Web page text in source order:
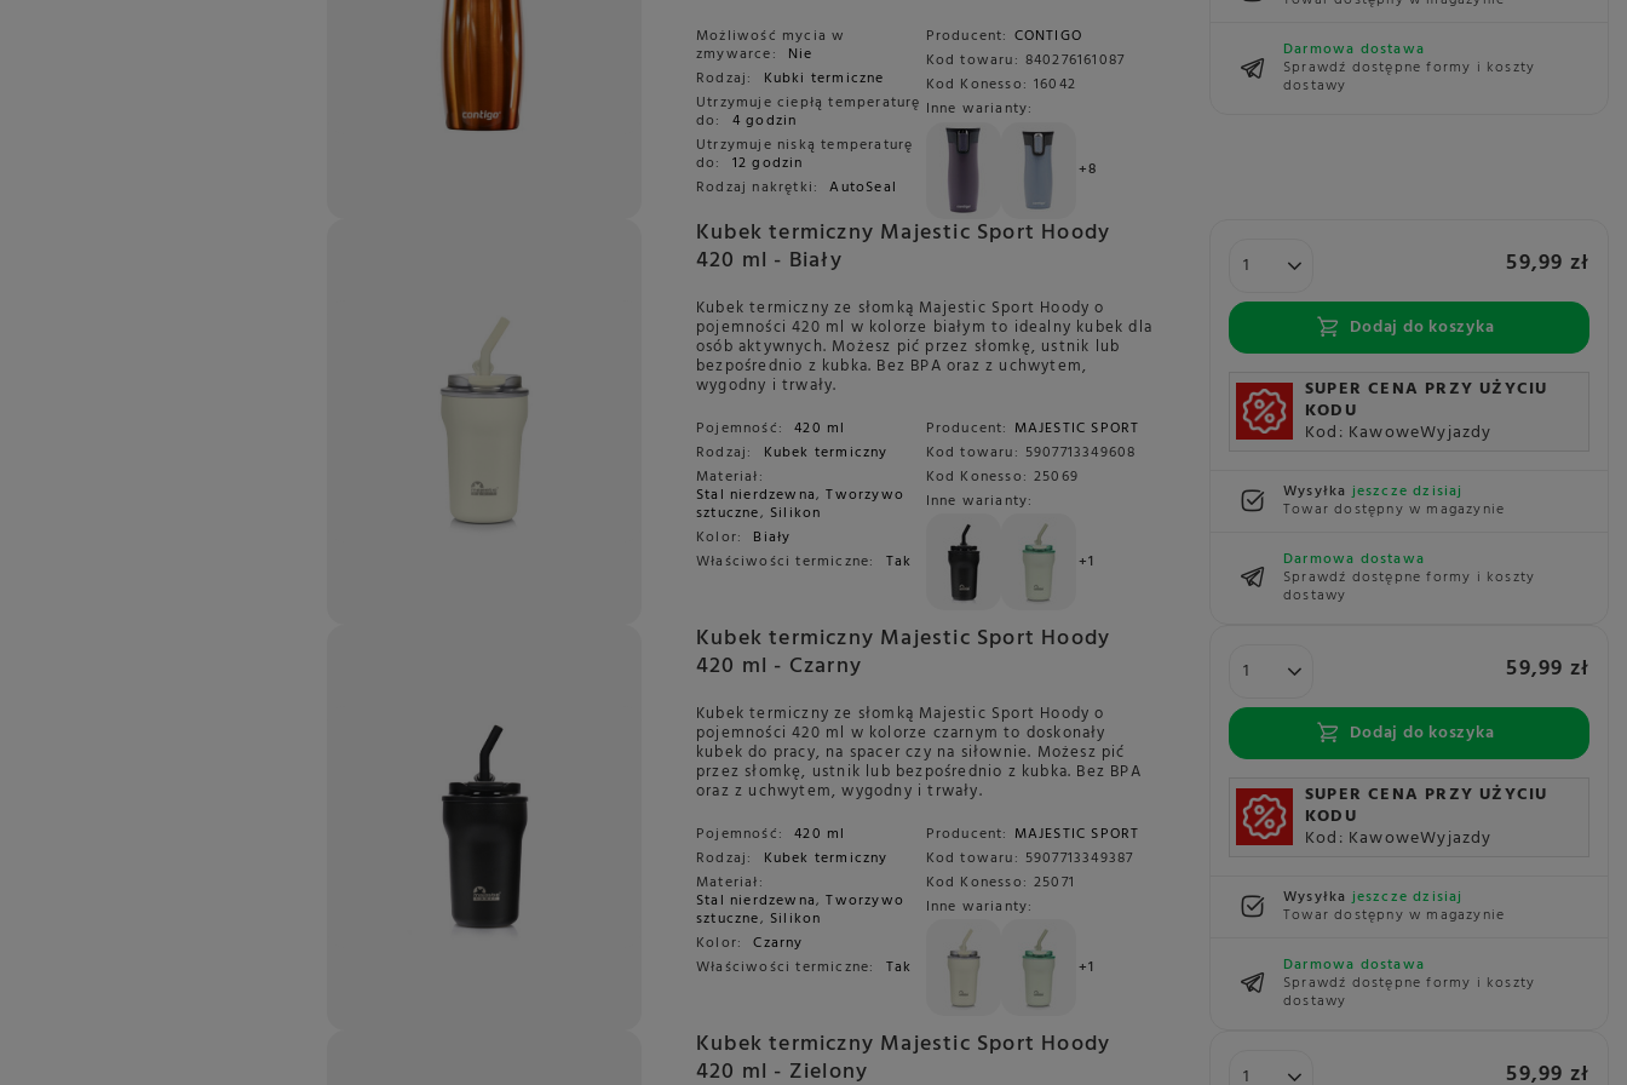
Możliwość mycia w
zmywarce: Nie
Rodzaj:
Kubki termiczne
Utrzymuje ciepłą temperaturę
do: 4 godzin
Utrzymuje niską temperaturę
do: 12 godzin
Rodzaj nakrętki: AutoSeal
Producent: CONTIGO
Kod towaru: 840276161087
Kod Konesso: 16042
Inne warianty:
+8
Darmowa dostawa
Sprawdź dostępne formy i koszty
dostawy
Kubek termiczny Majestic Sport Hoody
420 ml - Biały
Kubek termiczny ze słomką Majestic Sport Hoody o
pojemności 420 ml w kolorze białym to idealny kubek dla
osób aktywnych. Możesz pić przez słomkę, ustnik lub
bezpośrednio z kubka. Bez BPA oraz z uchwytem,
wygodny i trwały.
Pojemność: 420 ml
Rodzaj:
Kubek termiczny
Materiał:
Stal nierdzewna,Tworzywo
sztuczne, Silikon
Kolor: Biały
Właściwości termiczne: Tak
Producent: MAJESTIC SPORT
Kod towaru: 5907713349608
Kod Konesso: 25069
Inne warianty:
+1
59,99 zł
Dodaj do koszyka
SUPER CENA PRZY UŻYCIU
KODU
Kod: KawoweWyjazdy
Wysyłkajeszcze dzisiaj
Towar dostępny w magazynie
Darmowa dostawa
Sprawdź dostępne formy i koszty
dostawy
Kubek termiczny Majestic Sport Hoody
420 ml - Czarny
Kubek termiczny ze słomką Majestic Sport Hoody o
pojemności 420 ml w kolorze czarnym to doskonały
kubek do pracy, na spacer czy na siłownie. Możesz pić
przez słomkę, ustnik lub bezpośrednio z kubka. Bez BPA
oraz z uchwytem, wygodny i trwały.
Pojemność: 420 ml
Rodzaj:
Kubek termiczny
Materiał:
Stal nierdzewna,Tworzywo
sztuczne, Silikon
Kolor: Czarny
Właściwości termiczne: Tak
Producent: MAJESTIC SPORT
Kod towaru: 5907713349387
Kod Konesso: 25071
Inne warianty:
+1
59,99 zł
Dodaj do koszyka
SUPER CENA PRZY UŻYCIU
KODU
Kod: KawoweWyjazdy
Wysyłkajeszcze dzisiaj
Towar dostępny w magazynie
Darmowa dostawa
Sprawdź dostępne formy i koszty
dostawy
Kubek termiczny Majestic Sport Hoody
420 ml - Zielony 59,99 zł